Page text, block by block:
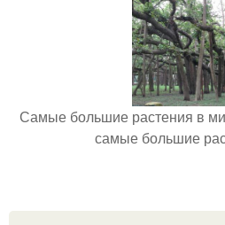
Самые большие растения в
самые большие